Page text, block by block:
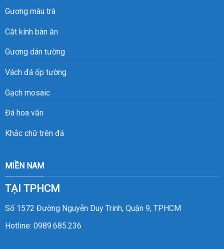
Gương màu trà
Cắt kính bàn ăn
Gương dán tường
Vách đá ốp tường
Gạch mosaic
Đá hoa văn
Khắc chữ trên đá
MIỀN NAM
TẠI TPHCM
Số 1572 Đường Nguyễn Duy Trinh, Quận 9, TPHCM
Hotline: 0989.685.236